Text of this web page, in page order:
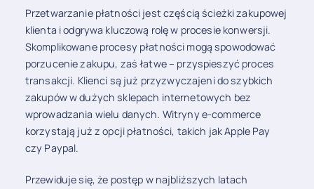
Przetwarzanie płatności jest częścią ścieżki zakupowej
klienta i odgrywa kluczową rolę w procesie konwersji.
Skomplikowane procesy płatności mogą spowodować
porzucenie zakupu, zaś łatwe – przyspieszyć proces
transakcji. Klienci są już przyzwyczajeni do szybkich
zakupów w dużych sklepach internetowych bez
wprowadzania wielu danych. Witryny e-commerce
korzystają już z opcji płatności, takich jak Apple Pay
czy Paypal.
Przewiduje się, że postęp w najbliższych latach